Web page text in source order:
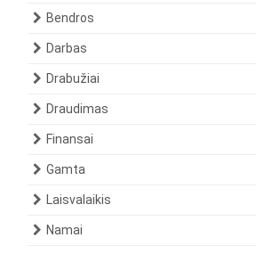
Bendros
Darbas
Drabužiai
Draudimas
Finansai
Gamta
Laisvalaikis
Namai